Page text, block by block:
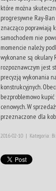
które można
progresywne Ray-
znacząco poprawiają
samochodem nie
momencie należy
wykonane są okulary
rozpoznawczym jest
precyzją wykonania
konstrukcyjnych.
bezproblemowo
cenowych. W
przeznaczone dla
2016-02-10 | Kategoria: